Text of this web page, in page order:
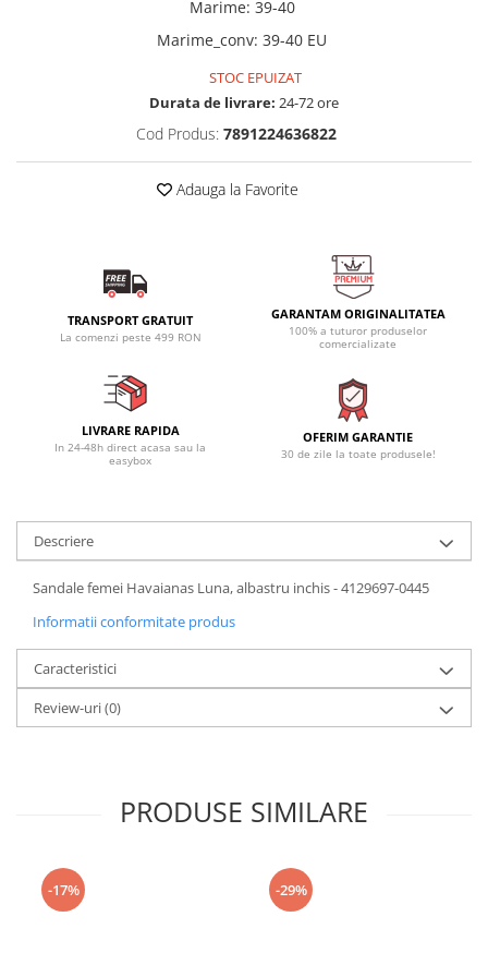
Marime: 39-40
Marime_conv: 39-40 EU
STOC EPUIZAT
Durata de livrare: 24-72 ore
Cod Produs: 7891224636822
Adauga la Favorite
TRANSPORT GRATUIT
La comenzi peste 499 RON
GARANTAM ORIGINALITATEA
100% a tuturor produselor
comercializate
LIVRARE RAPIDA
In 24-48h direct acasa sau la
easybox
OFERIM GARANTIE
30 de zile la toate produsele!
Descriere
Sandale femei Havaianas Luna, albastru inchis - 4129697-0445
Informatii conformitate produs
Caracteristici
Review-uri(0)
PRODUSE SIMILARE
-17% -29%